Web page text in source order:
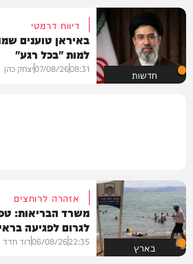
חדשות
דיווח דרמטי
באיראן טוענים
למות "בכל רגע"
08:31
07/08/26יצחק כהן
בארץ
אזהרה לרוחצים
משרד הבריאות:
לגרום לפגיעה
22:35
06/08/26דוד חדד